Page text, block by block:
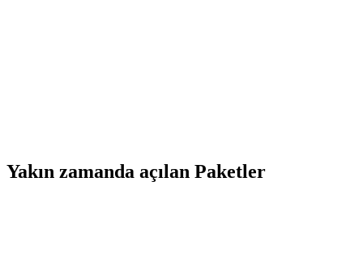
Yakın zamanda açılan Paketler